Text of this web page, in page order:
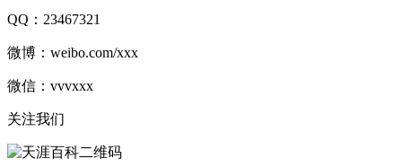
QQ：23467321
微博：weibo.com/xxx
微信：vvvxxx
关注我们